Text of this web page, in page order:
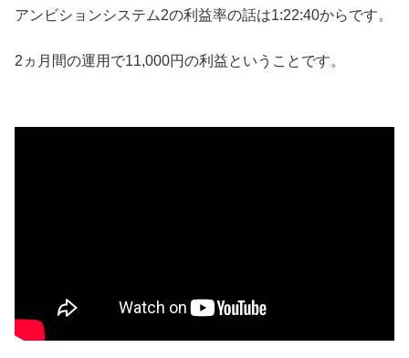
アンビションシステム2の利益率の話は1:22:40からです。
2ヵ月間の運用で11,000円の利益ということです。